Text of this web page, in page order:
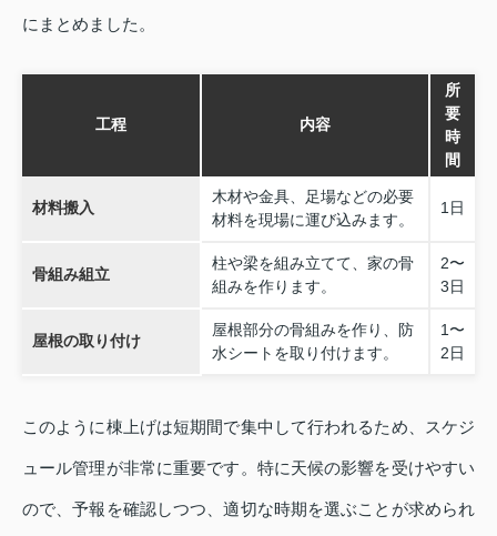
にまとめました。
工程 内容
所
要
時
間
材料搬入
木材や金具、足場などの必要
材料を現場に運び込みます。
1日
骨組み組立
柱や梁を組み立てて、家の骨
組みを作ります。
2〜
3日
屋根の取り付け
屋根部分の骨組みを作り、防
水シートを取り付けます。
1〜
2日
このように棟上げは短期間で集中して行われるため、スケジ
ュール管理が非常に重要です。特に天候の影響を受けやすい
ので、予報を確認しつつ、適切な時期を選ぶことが求められ